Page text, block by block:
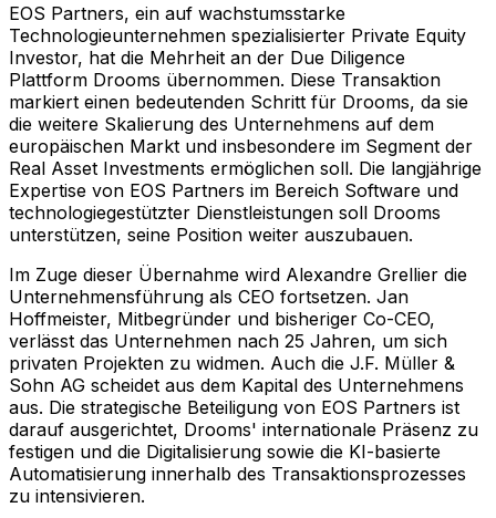
EOS Partners, ein auf wachstumsstarke
Technologieunternehmen spezialisierter Private Equity
Investor, hat die Mehrheit an der Due Diligence
Plattform Drooms übernommen. Diese Transaktion
markiert einen bedeutenden Schritt für Drooms, da sie
die weitere Skalierung des Unternehmens auf dem
europäischen Markt und insbesondere im Segment der
Real Asset Investments ermöglichen soll. Die langjährige
Expertise von EOS Partners im Bereich Software und
technologiegestützter Dienstleistungen soll Drooms
unterstützen, seine Position weiter auszubauen.
Im Zuge dieser Übernahme wird Alexandre Grellier die
Unternehmensführung als CEO fortsetzen. Jan
Hoffmeister, Mitbegründer und bisheriger Co-CEO,
verlässt das Unternehmen nach 25 Jahren, um sich
privaten Projekten zu widmen. Auch die J.F. Müller &
Sohn AG scheidet aus dem Kapital des Unternehmens
aus. Die strategische Beteiligung von EOS Partners ist
darauf ausgerichtet, Drooms' internationale Präsenz zu
festigen und die Digitalisierung sowie die KI-basierte
Automatisierung innerhalb des Transaktionsprozesses
zu intensivieren.